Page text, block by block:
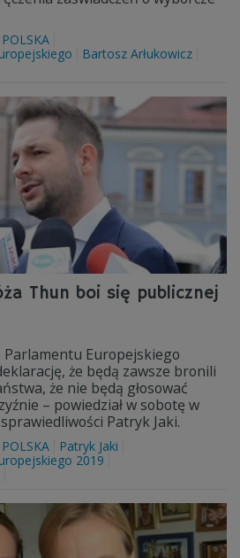
POLSKA
Bartosz Arłukowicz
Thun boi się publicznej
Parlamentu Europejskiego
że będą zawsze bronili
że nie będą głosować
– powiedział w sobotę w
Patryk Jaki.
POLSKA
Patryk Jaki
2019